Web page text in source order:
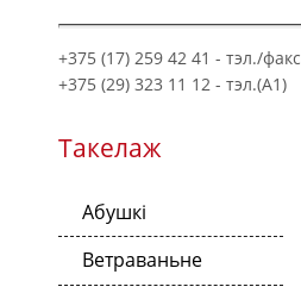
+375 (17) 259 42 41 - тэл./факс
+375 (29) 323 11 12 - тэл.(A1)
Такелаж
Абушкі
Ветраваньне